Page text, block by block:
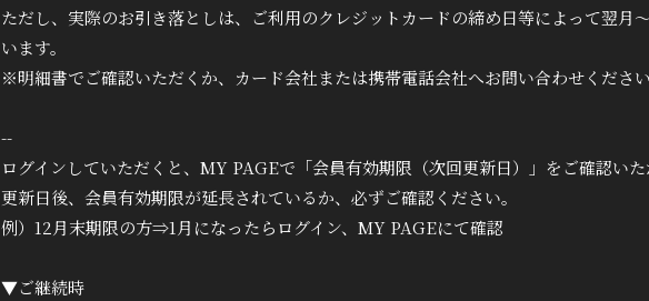
PHOTO
Q&A
ただし、実際のお引き落としは、ご利用のクレジットカードの締め日等によって翌月
います。
※明細書でご確認いただくか、カード会社または携帯電話会社へお問い合わせください
--
ログインしていただくと、MY PAGEで「会員有効期限（次回更新日）」をご確認いた
更新日後、会員有効期限が延長されているか、必ずご確認ください。
例）12月末期限の方⇒1月になったらログイン、MY PAGEにて確認
▼ご継続時